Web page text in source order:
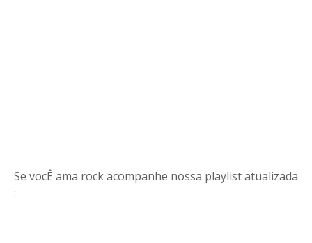
Se vocÊ ama rock acompanhe nossa playlist atualizada
: